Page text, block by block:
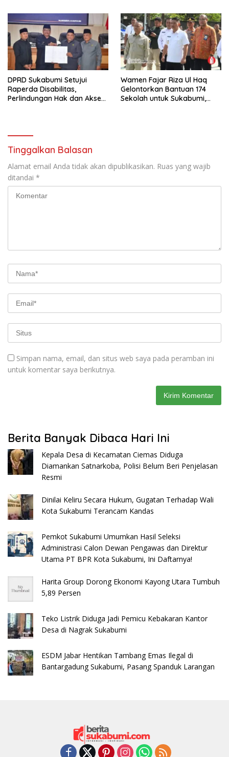
DPRD Sukabumi Setujui
Raperda Disabilitas,
Perlindungan Hak dan Akses
Wamen Fajar Riza Ul Haq
Gelontorkan Bantuan 174
Sekolah untuk Sukabumi,
Tinggalkan Balasan
Alamat email Anda tidak akan dipublikasikan. Ruas yang wajib
ditandai *
Simpan nama, email, dan situs web saya pada peramban ini
untuk komentar saya berikutnya.
Berita Banyak Dibaca Hari Ini
Kepala Desa di Kecamatan Ciemas Diduga
Diamankan Satnarkoba, Polisi Belum Beri Penjelasan
Resmi
Dinilai Keliru Secara Hukum, Gugatan Terhadap Wali
Kota Sukabumi Terancam Kandas
Pemkot Sukabumi Umumkan Hasil Seleksi
Administrasi Calon Dewan Pengawas dan Direktur
Utama PT BPR Kota Sukabumi, Ini Daftarnya!
Harita Group Dorong Ekonomi Kayong Utara Tumbuh
5,89 Persen
Teko Listrik Diduga Jadi Pemicu Kebakaran Kantor
Desa di Nagrak Sukabumi
ESDM Jabar Hentikan Tambang Emas Ilegal di
Bantargadung Sukabumi, Pasang Spanduk Larangan